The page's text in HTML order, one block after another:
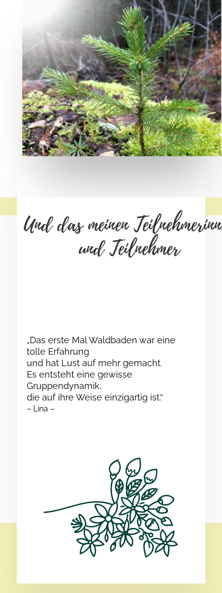
Und das meinen
und Teilnehmer
„Das erste Mal Waldbaden war eine
tolle Erfahrung
und hat Lust auf mehr gemacht.
Es entsteht eine gewisse
Gruppendynamik,
die auf ihre Weise einzigartig ist.“
– Lina –